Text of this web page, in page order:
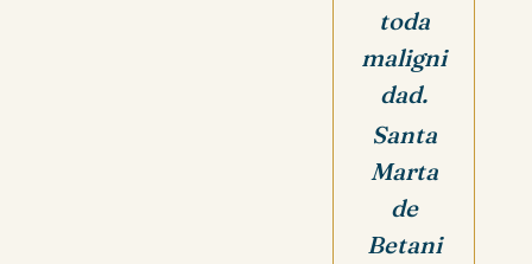
toda
maligni
dad.
Santa
Marta
de
Betani